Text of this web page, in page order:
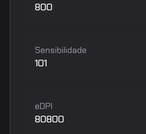
800
Sensibilidade
101
eDPI
80800